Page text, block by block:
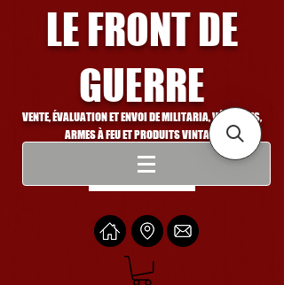
LE FRONT DE
GUERRE
VENTE, ÉVALUATION ET ENVOI DE MILITARIA, VÉHICULES,
ARMES À FEU ET PRODUITS VINTAGE
Se connecter